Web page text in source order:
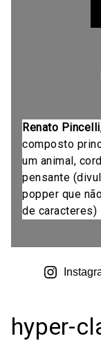
Renato Pincelli
composto
um animal,
pensante
popper que
de caracteres)
hyper-